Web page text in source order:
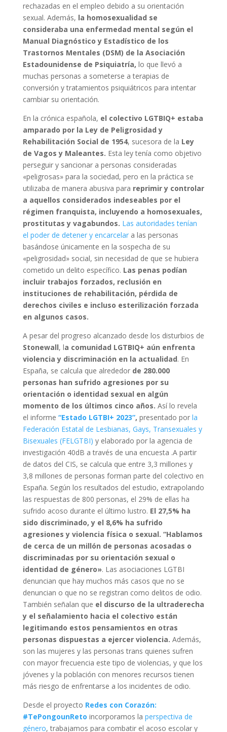
rechazadas en el empleo debido a su orientación
sexual. Además, la homosexualidad se
consideraba una enfermedad mental según el
Manual Diagnóstico y Estadístico de los
Trastornos Mentales (DSM) de la Asociación
Estadounidense de Psiquiatría, lo que llevó a
muchas personas a someterse a terapias de
conversión y tratamientos psiquiátricos para intentar
cambiar su orientación.
En la crónica española, el colectivo LGTBIQ+ estaba
amparado por la Ley de Peligrosidad y
Rehabilitación Social de 1954, sucesora de la Ley
de Vagos y Maleantes. Esta ley tenía como objetivo
perseguir y sancionar a personas consideradas
«peligrosas» para la sociedad, pero en la práctica se
utilizaba de manera abusiva para reprimir y controlar
a aquellos considerados indeseables por el
régimen franquista, incluyendo a homosexuales,
prostitutas y vagabundos. Las autoridades tenían
el poder de detener y encarcelara las personas
basándose únicamente en la sospecha de su
«peligrosidad» social, sin necesidad de que se hubiera
cometido un delito específico. Las penas podían
incluir trabajos forzados, reclusión en
instituciones de rehabilitación, pérdida de
derechos civiles e incluso esterilización forzada
en algunos casos.
A pesar del progreso alcanzado desde los disturbios de
Stonewall, la comunidad LGTBIQ+ aún enfrenta
violencia y discriminación en la actualidad. En
España, se calcula que alrededor de 280.000
personas han sufrido agresiones por su
orientación o identidad sexual en algún
momento de los últimos cinco años. Así lo revela
el informe “Estado LGTBI+ 2023”, presentado porla
Federación Estatal de Lesbianas, Gays, Transexuales y
Bisexuales (FELGTBI) y elaborado por la agencia de
investigación 40dB a través de una encuesta .A partir
de datos del CIS, se calcula que entre 3,3 millones y
3,8 millones de personas forman parte del colectivo en
España. Según los resultados del estudio, extrapolando
las respuestas de 800 personas, el 29% de ellas ha
sufrido acoso durante el último lustro. El 27,5% ha
sido discriminado, y el 8,6% ha sufrido
agresiones y violencia física o sexual. “Hablamos
de cerca de un millón de personas acosadas o
discriminadas por su orientación sexual o
identidad de género». Las asociaciones LGTBI
denuncian que hay muchos más casos que no se
denuncian o que no se registran como delitos de odio.
También señalan que el discurso de la ultraderecha
y el señalamiento hacia el colectivo están
legitimando estos pensamientos en otras
personas dispuestas a ejercer violencia. Además,
son las mujeres y las personas trans quienes sufren
con mayor frecuencia este tipo de violencias, y que los
jóvenes y la población con menores recursos tienen
más riesgo de enfrentarse a los incidentes de odio.
Desde el proyecto Redes con Corazón:
#TePongounReto incorporamos la perspectiva de
género, trabajamos para combatir el acoso escolar y